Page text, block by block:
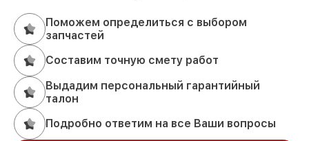
Поможем определиться с выбором
запчастей
Составим точную смету работ
Выдадим персональный гарантийный
талон
Подробно ответим на все Ваши вопросы